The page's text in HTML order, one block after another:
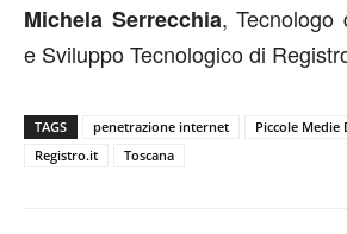
Michela Serrecchia, Tecnologo
e Sviluppo Tecnologico di
TAGS penetrazione internet Piccole Medie
Registro.it
Toscana